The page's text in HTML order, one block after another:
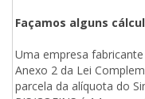
Façamos alguns
Uma empresa
Anexo 2 da Lei
parcela da alíquota do